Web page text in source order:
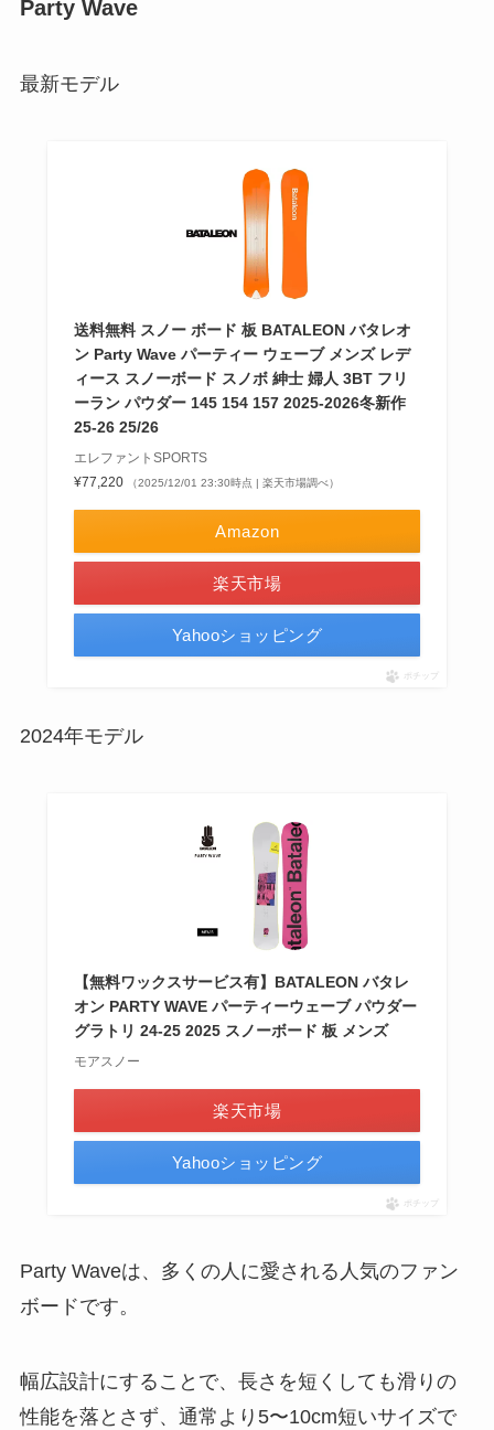
Party Wave
最新モデル
送料無料 スノー ボード 板 BATALEON バタレオ
ン Party Wave パーティー ウェーブ メンズ レデ
ィース スノーボード スノボ 紳士 婦人 3BT フリ
ーラン パウダー 145 154 157 2025-2026冬新作
25-26 25/26
エレファントSPORTS
¥77,220
（2025/12/01 23:30時点 | 楽天市場調べ）
Amazon
楽天市場
Yahooショッピング
ポチップ
2024年モデル
【無料ワックスサービス有】BATALEON バタレ
オン PARTY WAVE パーティーウェーブ パウダー
グラトリ 24-25 2025 スノーボード 板 メンズ
モアスノー
楽天市場
Yahooショッピング
ポチップ
Party Waveは、多くの人に愛される人気のファン
ボードです。
幅広設計にすることで、長さを短くしても滑りの
性能を落とさず、通常より5〜10cm短いサイズで